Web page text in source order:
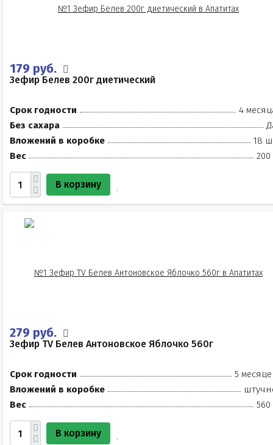
179 руб.
Зефир Белев 200г диетический
Срок годности
4
Без сахара
Вложений в коробке
18
Вес
200
В корзину
279 руб.
Зефир TV Белев Антоновское Яблочко 560г
Срок годности
5
Вложений в коробке
Вес
560
В корзину